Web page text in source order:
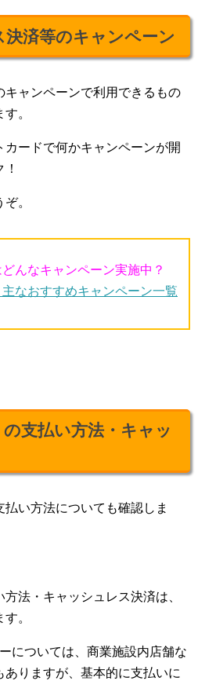
済等のキャンペーン
キャンペーンで利用できるもの
。
ードで何かキャンペーンが開
。
んなキャンペーン実施中？
なおすすめキャンペーン一覧
支払い方法・キャッ
払い方法についても確認しま
方法・キャッシュレス決済は、
。
については、商業施設内店舗な
ありますが、基本的に支払いに